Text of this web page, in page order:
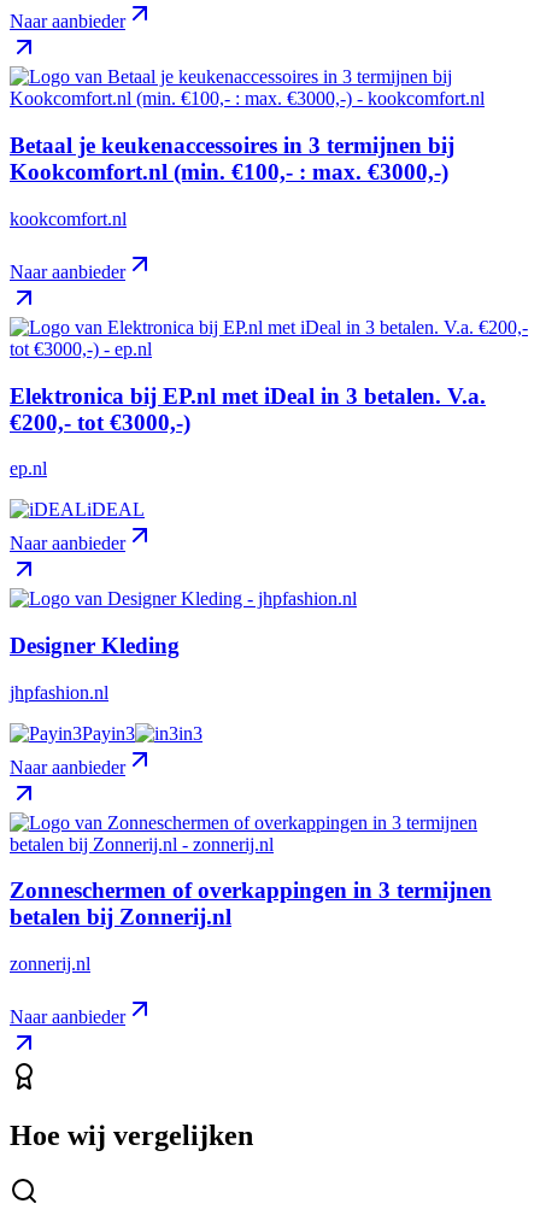
Naar aanbieder
Betaal je keukenaccessoires in 3 termijnen bij
Kookcomfort.nl (min. €100,- : max. €3000,-)
kookcomfort.nl
Naar aanbieder
Elektronica bij EP.nl met iDeal in 3 betalen. V.a.
€200,- tot €3000,-)
ep.nl
iDEAL
Naar aanbieder
Designer Kleding
jhpfashion.nl
Payin3
in3
Naar aanbieder
Zonneschermen of overkappingen in 3 termijnen
betalen bij Zonnerij.nl
zonnerij.nl
Naar aanbieder
Hoe wij vergelijken